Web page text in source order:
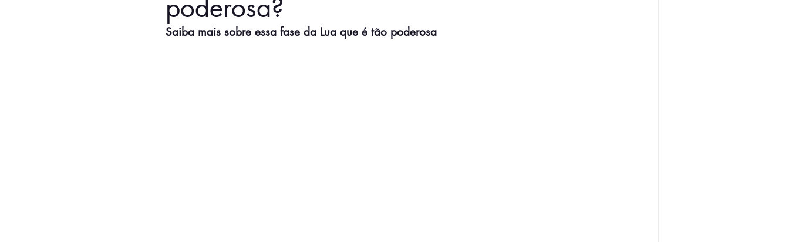
poderosa?
Saiba mais sobre essa fase da Lua que é tão poderosa